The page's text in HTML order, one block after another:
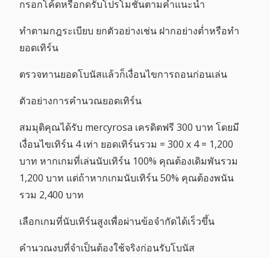
กรอกโค้ดหรือกดรับโปรโมชั่นตามคำแนะนำ
ทำตามกฎระเบียบ ยกตัวอย่างเช่น ฝากอย่างต่ำหรือทำ
ยอดเทิร์น
ตรวจทานยอดโบนัสแล้วก็เงื่อนไขการถอนก่อนเล่น
ตัวอย่างการคำนวณยอดเทิร์น
สมมุติคุณได้รับ mercyrosa เครดิตฟรี 300 บาท โดยมี
เงื่อนไขเทิร์น 4 เท่า ยอดเทิร์นรวม = 300 x 4 = 1,200
บาท หากเกมที่เล่นนับเทิร์น 100% คุณต้องเดิมพันรวม
1,200 บาท แต่ถ้าหากเกมนับเทิร์น 50% คุณต้องพนัน
รวม 2,400 บาท
เลือกเกมที่นับเทิร์นสูงเพื่อผ่านข้อจำกัดได้เร็วขึ้น
คำนวณงบที่จำเป็นต้องใช้จริงก่อนรับโบนัส